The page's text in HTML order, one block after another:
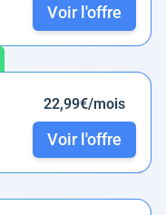
Voir l'offre
22,99€/mois
Voir l'offre